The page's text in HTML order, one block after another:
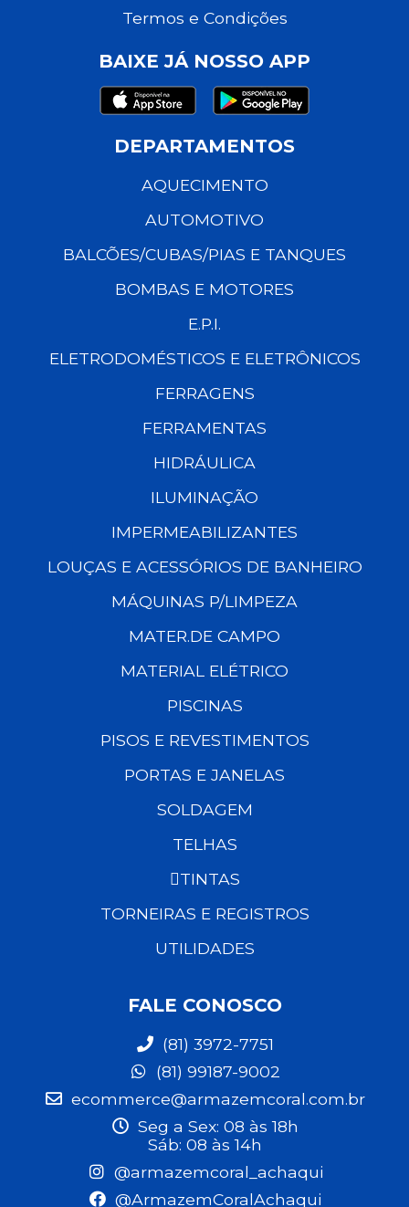
Termos e Condições
BAIXE JÁ NOSSO APP
DEPARTAMENTOS
AQUECIMENTO
AUTOMOTIVO
BALCÕES/CUBAS/PIAS E TANQUES
BOMBAS E MOTORES
E.P.I.
ELETRODOMÉSTICOS E ELETRÔNICOS
FERRAGENS
FERRAMENTAS
HIDRÁULICA
ILUMINAÇÃO
IMPERMEABILIZANTES
LOUÇAS E ACESSÓRIOS DE BANHEIRO
MÁQUINAS P/LIMPEZA
MATER.DE CAMPO
MATERIAL ELÉTRICO
PISCINAS
PISOS E REVESTIMENTOS
PORTAS E JANELAS
SOLDAGEM
TELHAS
TINTAS
TORNEIRAS E REGISTROS
UTILIDADES
FALE CONOSCO
(81) 3972-7751
(81) 99187-9002
ecommerce@armazemcoral.com.br
Seg a Sex: 08 às 18h
Sáb: 08 às 14h
@armazemcoral_achaqui
@ArmazemCoralAchaqui